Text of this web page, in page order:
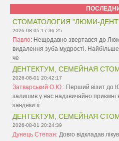
СТОМАТОЛОГИЯ "ЛЮМИ-
2026-08-05 17:36:25
Павло: Нещодавно звертався до
видалення зуба мудрості.
че
ДЕНТЕКТУМ, СЕМЕЙНАЯ
2026-08-01 20:42:17
Затварський О.Ю.: Перший візит до
залишив у нас надзвичайно приємні
завдяки її
ДЕНТЕКТУМ, СЕМЕЙНАЯ
2026-08-01 20:24:39
Дунець Степан: Довго відкладав